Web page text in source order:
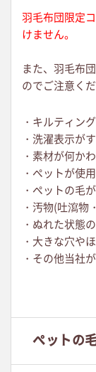
羽毛布団限定
けません。
また、羽毛布
のでご注意くだ
・キルティン
・洗濯表示が
・素材が何か
・ペットが使
・ペットの毛
・汚物(吐瀉物
・ぬれた状態
・大きな穴や
・その他当社
ペットの